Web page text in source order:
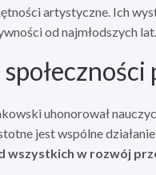
artystyczne. Ich
od najmłodszych lat.
uhonorował
jest wspólne
wszystkich w rozwój